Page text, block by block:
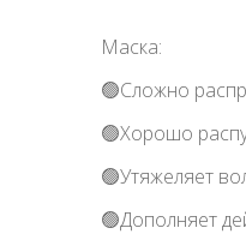
Маска:
🟢Сложно
🟢Хорошо
🟢Утяжеляет
🟢Дополняет